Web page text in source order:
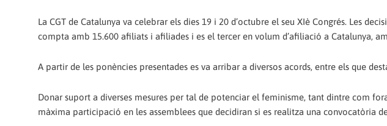
La CGT de Catalunya va celebrar els dies 19 i 20 d’octubre el seu XIè Congrés. Les
compta amb 15.600 afiliats i afiliades i es el tercer en volum d’afiliació a Catalunya,
A partir de les ponències presentades es va arribar a diversos acords, entre els que
Donar suport a diverses mesures per tal de potenciar el feminisme, tant dintre com
màxima participació en les assemblees que decidiran si es realitza una convocatòria